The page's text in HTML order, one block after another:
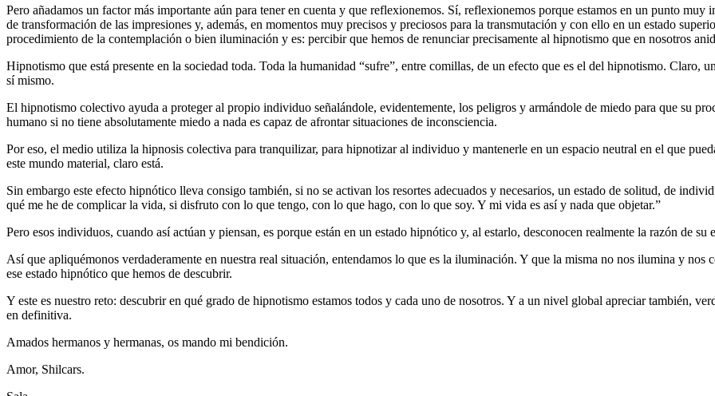
Pero añadamos un factor más importante aún para tener en cuenta y que reflexionemos. Sí, reflexionemos porque estamos en un punto
de transformación de las impresiones y, además, en momentos muy precisos y preciosos para la transmutación y con ello en un estado
procedimiento de la contemplación o bien iluminación y es: percibir que hemos de renunciar precisamente al hipnotismo que en nosotros
Hipnotismo que está presente en la sociedad toda. Toda la humanidad “sufre”, entre comillas, de un efecto que es el del hipnotismo. Claro,
sí mismo.
El hipnotismo colectivo ayuda a proteger al propio individuo señalándole, evidentemente, los peligros y armándole de miedo para que su
humano si no tiene absolutamente miedo a nada es capaz de afrontar situaciones de inconsciencia.
Por eso, el medio utiliza la hipnosis colectiva para tranquilizar, para hipnotizar al individuo y mantenerle en un espacio neutral en el que
este mundo material, claro está.
Sin embargo este efecto hipnótico lleva consigo también, si no se activan los resortes adecuados y necesarios, un estado de solitud, de
qué me he de complicar la vida, si disfruto con lo que tengo, con lo que hago, con lo que soy. Y mi vida es así y nada que objetar.”
Pero esos individuos, cuando así actúan y piensan, es porque están en un estado hipnótico y, al estarlo, desconocen realmente la razón de su
Así que apliquémonos verdaderamente en nuestra real situación, entendamos lo que es la iluminación. Y que la misma no nos ilumina y nos
ese estado hipnótico que hemos de descubrir.
Y este es nuestro reto: descubrir en qué grado de hipnotismo estamos todos y cada uno de nosotros. Y a un nivel global apreciar también,
en definitiva.
Amados hermanos y hermanas, os mando mi bendición.
Amor, Shilcars.